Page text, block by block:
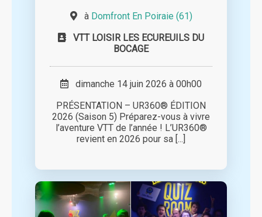
à Domfront En Poiraie (61)
VTT LOISIR LES ECUREUILS DU
BOCAGE
dimanche 14 juin 2026 à 00h00
PRÉSENTATION – UR360® ÉDITION
2026 (Saison 5) Préparez-vous à vivre
l’aventure VTT de l’année ! L’UR360®
revient en 2026 pour sa [...]